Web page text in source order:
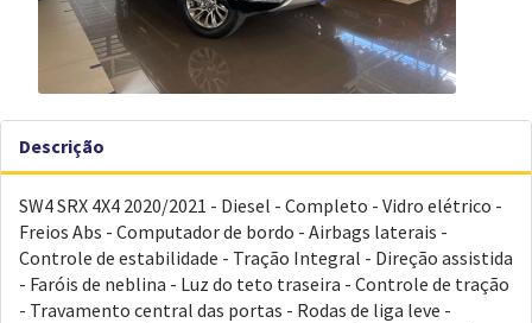
Descrição
SW4 SRX 4X4 2020/2021 - Diesel - Completo - Vidro elétrico -
Freios Abs - Computador de bordo - Airbags laterais -
Controle de estabilidade - Tração Integral - Direção assistida
- Faróis de neblina - Luz do teto traseira - Controle de tração
- Travamento central das portas - Rodas de liga leve -